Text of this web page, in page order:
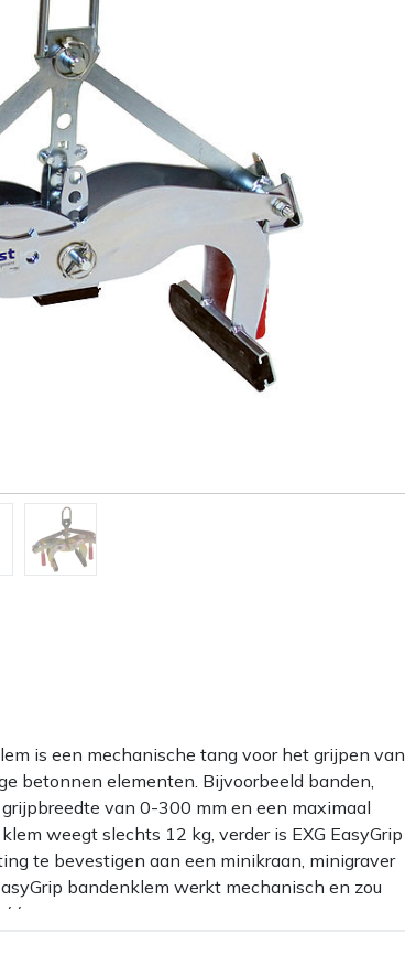
is een mechanische tang voor het grijpen van
betonnen elementen. Bijvoorbeeld banden,
van 0-300 mm en een maximaal
weegt slechts 12 kg, verder is EXG EasyGrip
te bevestigen aan een minikraan, minigraver
bandenklem werkt mechanisch en zou
persoon.